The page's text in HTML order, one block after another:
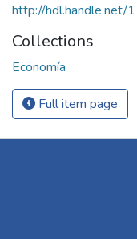
http://hdl.handle.net/
Collections
Economía
Full item page